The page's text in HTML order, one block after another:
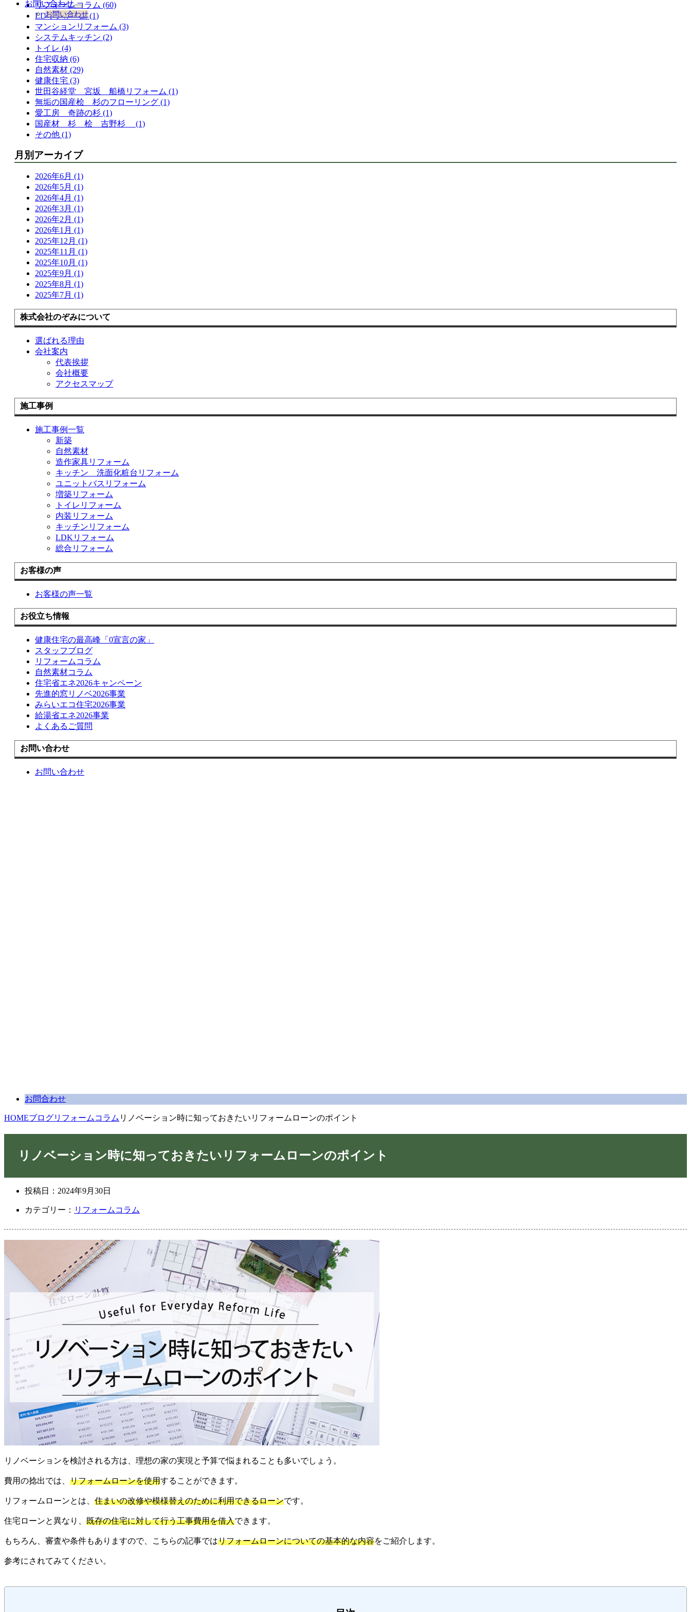
お問い合わせ
サ
ブ
メ
ニ
ー
を
展
開
お問い合わせ
リフォームコラム (60)
LDリフォーム (1)
マンションリフォーム (3)
システムキッチン (2)
トイレ (4)
住宅収納 (6)
自然素材 (29)
健康住宅 (3)
世田谷経堂 宮坂 船橋リフォーム (1)
無垢の国産桧 杉のフローリング (1)
愛工房 奇跡の杉 (1)
国産材 杉 桧 吉野杉 (1)
その他 (1)
月別アーカイブ
2026年6月 (1)
2026年5月 (1)
2026年4月 (1)
2026年3月 (1)
2026年2月 (1)
2026年1月 (1)
2025年12月 (1)
2025年11月 (1)
2025年10月 (1)
2025年9月 (1)
2025年8月 (1)
2025年7月 (1)
株式会社のぞみについて
選ばれる理由
会社案内
代表挨拶
会社概要
アクセスマップ
施工事例
施工事例一覧
新築
自然素材
造作家具リフォーム
キッチン 洗面化粧台リフォーム
ユニットバスリフォーム
増築リフォーム
トイレリフォーム
内装リフォーム
キッチンリフォーム
LDKリフォーム
総合リフォーム
お客様の声
お客様の声一覧
お役立ち情報
健康住宅の最高峰「0宣言の家」
スタッフブログ
リフォームコラム
自然素材コラム
住宅省エネ2026キャンペーン
先進的窓リノベ2026事業
みらいエコ住宅2026事業
給湯省エネ2026事業
よくあるご質問
お問い合わせ
お問い合わせ
お問合わせ
HOMEブログリフォームコラム リノベーション時に知っておきたいリフォームローンのポイント
リノベーション時に知っておきたいリフォームローンのポイント
投稿日： 2024年9月30日
カテゴリー： リフォームコラム
リノベーションを検討される方は、理想の家の実現と予算で悩まれることも多いでしょう。
費用の捻出では、 リフォームローンを使用することができます。
リフォームローンとは、 住まいの改修や模様替えのために利用できるローンです。
住宅ローンと異なり、 既存の住宅に対して行う工事費用を借入できます。
もちろん、審査や条件もありますので、こちらの記事ではリフォームローンについての基本的な内容をご紹介します。
参考にされてみてください。